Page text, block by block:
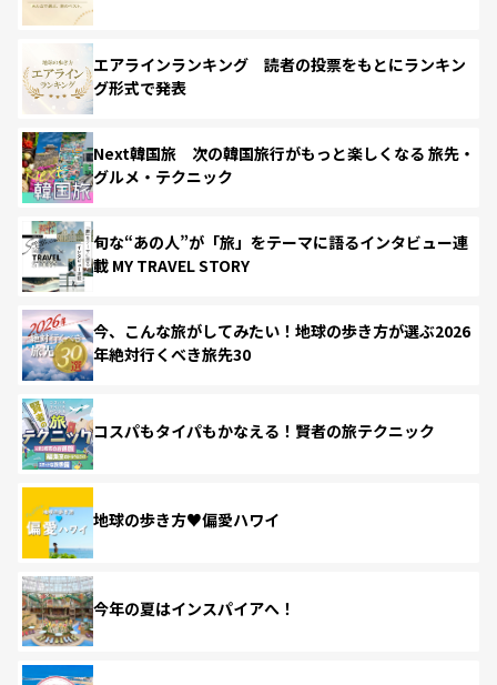
エアラインランキング 読者の投票をもとにランキン
グ形式で発表
Next韓国旅 次の韓国旅行がもっと楽しくなる 旅先・
グルメ・テクニック
旬な“あの人”が「旅」をテーマに語るインタビュー連
載 MY TRAVEL STORY
今、こんな旅がしてみたい！地球の歩き方が選ぶ2026
年絶対行くべき旅先30
コスパもタイパもかなえる！賢者の旅テクニック
地球の歩き方♥偏愛ハワイ
今年の夏はインスパイアへ！